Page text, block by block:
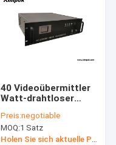
40 Videoübermittler
Watt-drahtloser
bewegliche
Handelskommunikation
Preis:negotiable
MOQ:1 Satz
Holen Sie sich aktuelle Preis